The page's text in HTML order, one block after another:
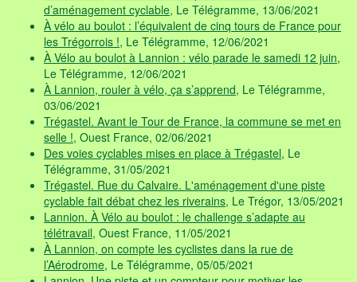
d’aménagement cyclable, Le Télégramme, 13/06/2021
À vélo au boulot : l’équivalent de cinq tours de France pour
les Trégorrois !, Le Télégramme, 12/06/2021
À Vélo au boulot à Lannion : vélo parade le samedi 12 juin,
Le Télégramme, 12/06/2021
À Lannion, rouler à vélo, ça s’apprend, Le Télégramme,
03/06/2021
Trégastel. Avant le Tour de France, la commune se met en
selle !, Ouest France, 02/06/2021
Des voies cyclables mises en place à Trégastel, Le
Télégramme, 31/05/2021
Trégastel. Rue du Calvaire. L'aménagement d'une piste
cyclable fait débat chez les riverains, Le Trégor, 13/05/2021
Lannion. À Vélo au boulot : le challenge s’adapte au
télétravail, Ouest France, 11/05/2021
À Lannion, on compte les cyclistes dans la rue de
l’Aérodrome, Le Télégramme, 05/05/2021